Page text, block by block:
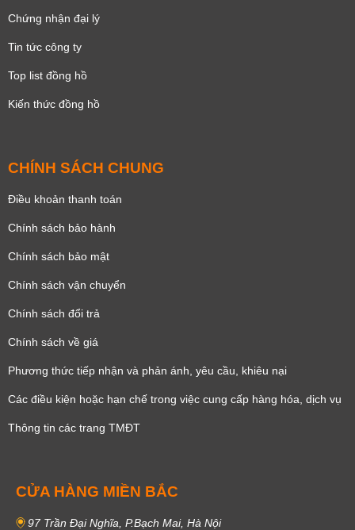
Chứng nhận đại lý
Tin tức công ty
Top list đồng hồ
Kiến thức đồng hồ
CHÍNH SÁCH CHUNG
Điều khoản thanh toán
Chính sách bảo hành
Chính sách bảo mật
Chính sách vận chuyển
Chính sách đổi trả
Chính sách về giá
Phương thức tiếp nhận và phản ánh, yêu cầu, khiêu nại
Các điều kiện hoặc hạn chế trong việc cung cấp hàng hóa, dịch vụ
Thông tin các trang TMĐT
CỬA HÀNG MIỀN BẮC
97 Trần Đại Nghĩa, P.Bạch Mai, Hà Nội